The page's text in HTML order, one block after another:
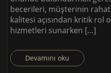
becerileri, müşterinin
kalitesi açısından kritik rol
hizmetleri sunarken […]
Devamını oku